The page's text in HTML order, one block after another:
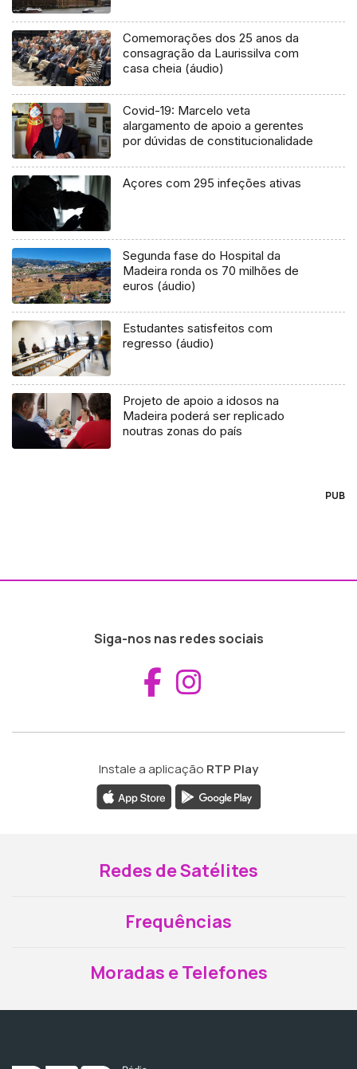
Comemorações dos 25 anos da
consagração da Laurissilva com
casa cheia (áudio)
Covid-19: Marcelo veta
alargamento de apoio a gerentes
por dúvidas de constitucionalidade
Açores com 295 infeções ativas
Segunda fase do Hospital da
Madeira ronda os 70 milhões de
euros (áudio)
Estudantes satisfeitos com
regresso (áudio)
Projeto de apoio a idosos na
Madeira poderá ser replicado
noutras zonas do país
PUB
Siga-nos nas redes sociais
Aceder ao
Instale a aplicação RTP Play
Redes de Satélites
Frequências
Moradas e Telefones